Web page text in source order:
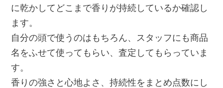
に乾かしてどこまで香りが持続しているか確認し
ます。
自分の頭で使うのはもちろん、スタッフにも商品
名をふせて使ってもらい、査定してもらっていま
す。
香りの強さと心地よさ、持続性をまとめ点数にし